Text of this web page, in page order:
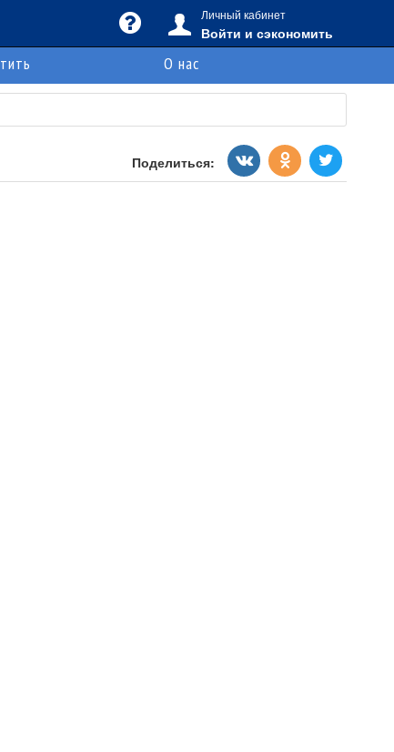
Личный кабинет
Войти и сэкономить
О нас
Поделиться: